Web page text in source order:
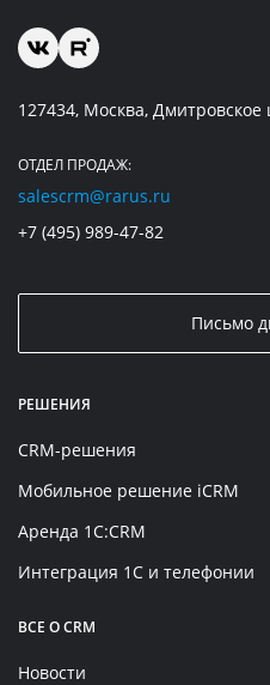
127434, Москва, Дмитровское
ОТДЕЛ ПРОДАЖ:
salescrm@rarus.ru
+7 (495) 989-47-82
Письмо
РЕШЕНИЯ
CRM-решения
Мобильное решение iCRM
Аренда 1C:CRM
Интеграция 1С и телефонии
ВСЕ О CRM
Новости